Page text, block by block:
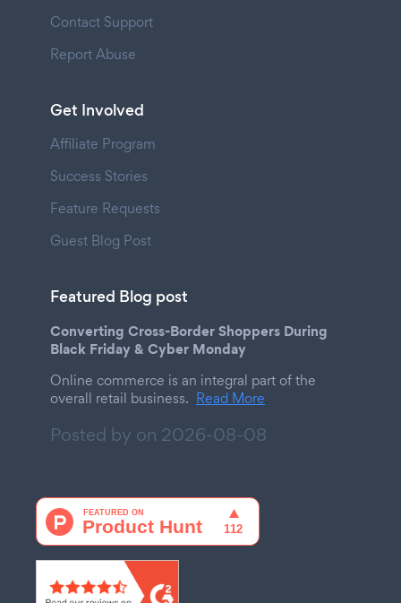
Contact Support
Report Abuse
Get Involved
Affiliate Program
Success Stories
Feature Requests
Guest Blog Post
Featured Blog post
Converting Cross-Border Shoppers During
Black Friday & Cyber Monday
Online commerce is an integral part of the
overall retail business. Read More
Posted by on 2026-08-08